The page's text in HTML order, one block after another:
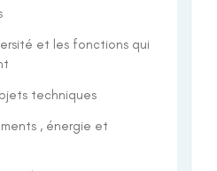
et les fonctions qui
techniques
, énergie et